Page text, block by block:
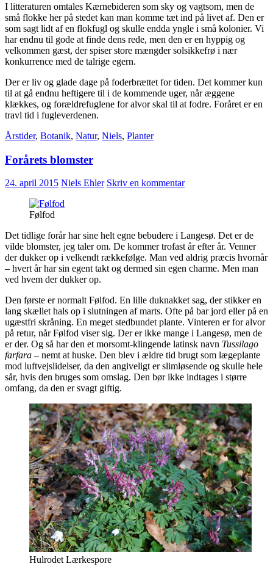
I litteraturen omtales Kærnebideren som sky og vagtsom, men de
små flokke her på stedet kan man komme tæt ind på livet af. Den er
som sagt lidt af en flokfugl og skulle endda yngle i små kolonier. Vi
har endnu til gode at finde dens rede, men den er en hyppig og
velkommen gæst, der spiser store mængder solsikkefrø i nær
konkurrence med de talrige egern.
Der er liv og glade dage på foderbrættet for tiden. Det kommer kun
til at gå endnu heftigere til i de kommende uger, når æggene
klækkes, og forældrefuglene for alvor skal til at fodre. Foråret er en
travl tid i fugleverdenen.
Årstider, Botanik, Natur, Niels, Planter
Forårets blomster
24. april 2015 Niels Ehler Skriv en kommentar
Følfod
Det tidlige forår har sine helt egne bebudere i Langesø. Det er de
vilde blomster, jeg taler om. De kommer trofast år efter år. Venner
der dukker op i velkendt rækkefølge. Man ved aldrig præcis hvornår
– hvert år har sin egent takt og dermed sin egen charme. Men man
ved hvem der dukker op.
Den første er normalt Følfod. En lille duknakket sag, der stikker en
lang skællet hals op i slutningen af marts. Ofte på bar jord eller på en
ugæstfri skråning. En meget stedbundet plante. Vinteren er for alvor
på retur, når Følfod viser sig. Der er ikke mange i Langesø, men de
er der. Og så har den et morsomt-klingende latinsk navn Tussilago
farfara – nemt at huske. Den blev i ældre tid brugt som lægeplante
mod luftvejslidelser, da den angiveligt er slimløsende og skulle hele
sår, hvis den bruges som omslag. Den bør ikke indtages i større
omfang, da den er svagt giftig.
Hulrodet Lærkespore